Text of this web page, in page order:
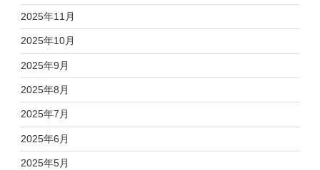
2025年11月
2025年10月
2025年9月
2025年8月
2025年7月
2025年6月
2025年5月